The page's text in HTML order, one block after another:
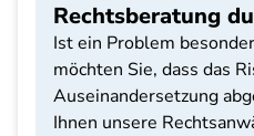
Rechtsberatung
Ist ein Problem
möchten Sie, dass das
Auseinandersetzung
Ihnen unsere